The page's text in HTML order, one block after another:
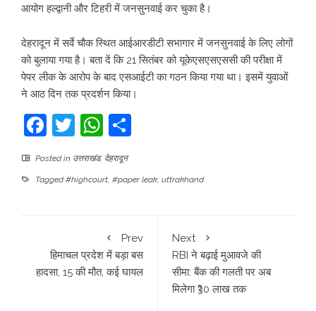
आयोग हल्द्वानी और टिहरी में जनसुनवाई कर चुका है।
देहरादून में सर्वे चौक स्थित आईआरडीटी सभागार में जनसुनवाई के लिए लोगों
को बुलाया गया है। बता दें कि 21 सितंबर को यूकेएसएसएससी की परीक्षा में
पेपर लीक के आरोप के बाद एसआईटी का गठन किया गया था। इसमें युवाओं
ने आठ दिन तक प्रदर्शन किया।
Facebook
TwitterWhatsApp
Posted in उत्तराखंड, देहरादून
Tagged#highcourt, #paper leak, uttrakhand
Prev
हिमाचल प्रदेश में बड़ा बस
हादसा, 15 की मौत, कई घायल
Next
RBI ने बढ़ाई मुआवजे की
सीमा: बैंक की गलती पर अब
मिलेगा ₹30 लाख तक